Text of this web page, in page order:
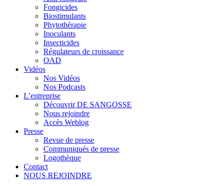
Fongicides
Biostimulants
Phytothérapie
Inoculants
Insecticides
Régulateurs de croissance
OAD
Vidéos
Nos Vidéos
Nos Podcasts
L’entreprise
Découvrir DE SANGOSSE
Nous rejoindre
Accès Weblog
Presse
Revue de presse
Communiqués de presse
Logothèque
Contact
NOUS REJOINDRE